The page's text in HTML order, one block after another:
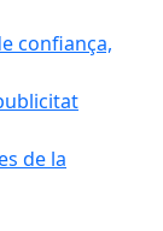
confiança,
de la